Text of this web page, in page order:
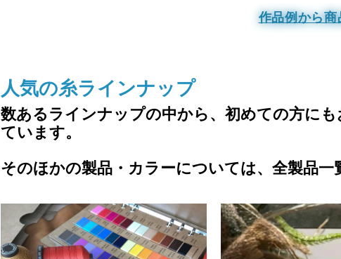
作品例から商
人気の糸ラインナップ
数あるラインナップの中から、 初めての方に
ています。
そのほかの製品・カラーについては、全製品一